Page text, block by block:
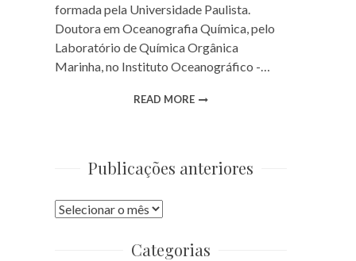
formada pela Universidade Paulista.
Doutora em Oceanografia Química, pelo
Laboratório de Química Orgânica
Marinha, no Instituto Oceanográfico -…
READ MORE
Publicações anteriores
Publicações
Categorias